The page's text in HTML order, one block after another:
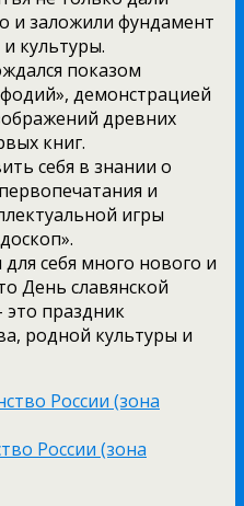
и заложили фундамент
культуры.
показом
демонстрацией
древних
книг.
себя в знании о
и
игры
себя много нового и
День славянской
это праздник
родной культуры и
России (зона
России (зона